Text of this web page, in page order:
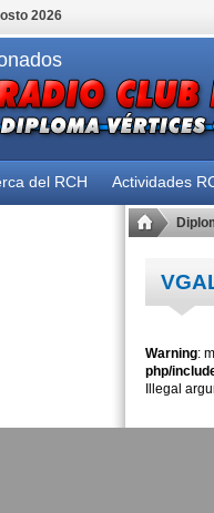
2026
del RCH Actividades
Warning:
php/
Illegal